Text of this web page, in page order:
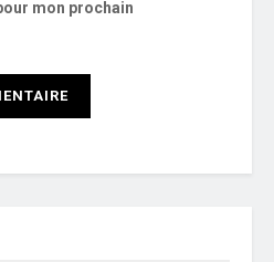
mon prochain